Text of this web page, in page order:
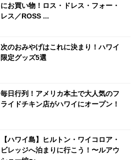
にお買い物！ロス・ドレス・フォー・
レス／ROSS ...
次のおみやげはこれに決まり！ハワイ
限定グッズ5選
毎日行列！アメリカ本土で大人気のフ
ライドチキン店がハワイにオープン！
【ハワイ島】ヒルトン・ワイコロア・
ビレッジへ泊まりに行こう！〜ルアウ